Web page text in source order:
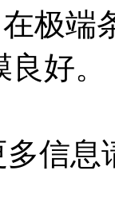
极端
好。
信息